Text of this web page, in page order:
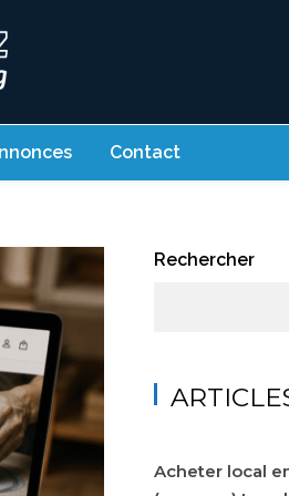
blog Lokaliz
Contact
Rechercher
Acheter local